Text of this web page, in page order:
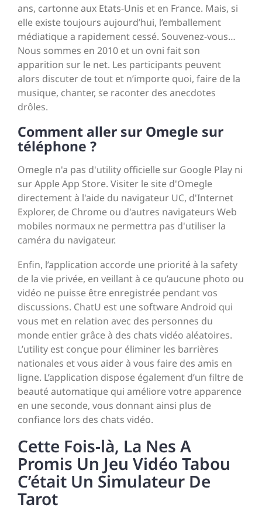
ans, cartonne aux Etats-Unis et en France. Mais, si
elle existe toujours aujourd’hui, l’emballement
médiatique a rapidement cessé. Souvenez-vous…
Nous sommes en 2010 et un ovni fait son
apparition sur le net. Les participants peuvent
alors discuter de tout et n’importe quoi, faire de la
musique, chanter, se raconter des anecdotes
drôles.
Comment aller sur Omegle sur
téléphone ?
Omegle n'a pas d'utility officielle sur Google Play ni
sur Apple App Store. Visiter le site d'Omegle
directement à l'aide du navigateur UC, d'Internet
Explorer, de Chrome ou d'autres navigateurs Web
mobiles normaux ne permettra pas d'utiliser la
caméra du navigateur.
Enfin, l’application accorde une priorité à la safety
de la vie privée, en veillant à ce qu’aucune photo ou
vidéo ne puisse être enregistrée pendant vos
discussions. ChatU est une software Android qui
vous met en relation avec des personnes du
monde entier grâce à des chats vidéo aléatoires.
L’utility est conçue pour éliminer les barrières
nationales et vous aider à vous faire des amis en
ligne. L’application dispose également d’un filtre de
beauté automatique qui améliore votre apparence
en une seconde, vous donnant ainsi plus de
confiance lors des chats vidéo.
Cette Fois-là, La Nes A
Promis Un Jeu Vidéo Tabou
C’était Un Simulateur De
Tarot